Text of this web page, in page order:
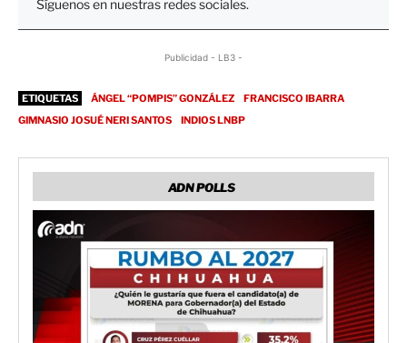
Síguenos en nuestras redes sociales.
Publicidad - LB3 -
ETIQUETAS ÁNGEL “POMPIS” GONZÁLEZ
FRANCISCO IBARRA
GIMNASIO JOSUÉ NERI SANTOS
INDIOS LNBP
ADN POLLS